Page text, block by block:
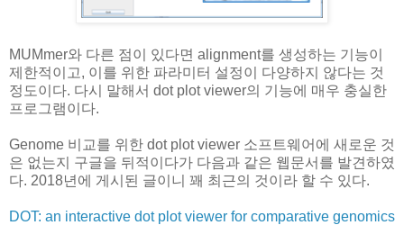
MUMmer와 다른 점이 있다면 alignment를 생성하는 기능이
제한적이고, 이를 위한 파라미터 설정이 다양하지 않다는 것
정도이다. 다시 말해서 dot plot viewer의 기능에 매우 충실한
프로그램이다.
Genome 비교를 위한 dot plot viewer 소프트웨어에 새로운 것
은 없는지 구글을 뒤적이다가 다음과 같은 웹문서를 발견하였
다. 2018년에 게시된 글이니 꽤 최근의 것이라 할 수 있다.
DOT: an interactive dot plot viewer for comparative genomics